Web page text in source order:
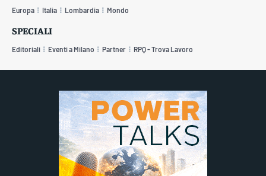
Europa Italia Lombardia Mondo
SPECIALI
Editoriali Eventi a Milano Partner RPQ - Trova Lavoro